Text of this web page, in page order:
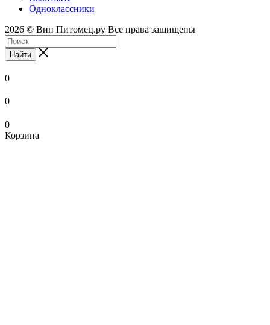
Одноклассники
2026 © Вип Питомец.ру Все права защищены
Найти
0
0
0
Корзина